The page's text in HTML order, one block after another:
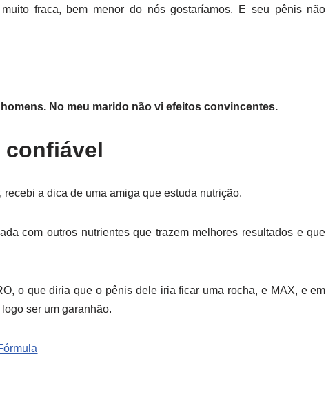
fraca, bem menor do nós gostaríamos. E seu pênis não
No meu marido não vi efeitos convincentes.
confiável
a dica de uma amiga que estuda nutrição.
com outros nutrientes que trazem melhores resultados e que
o que diria que o pênis dele iria ficar uma rocha, e MAX, e em
ser um garanhão.